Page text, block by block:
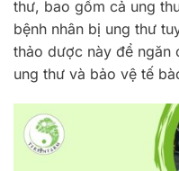
thư, bao gồm cả ung
bệnh nhân bị ung thư
thảo dược này để ngăn
ung thư và bảo vệ tế